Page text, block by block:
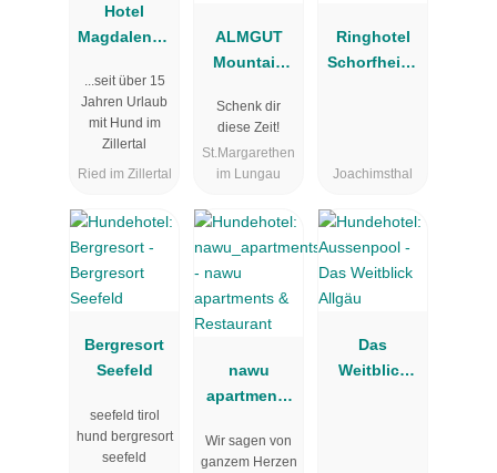
Hotel
Magdalena**
...seit über 15
Jahren Urlaub
mit Hund im
Zillertal
Ried im Zillertal
ALMGUT
Mountain
Hotel
Schenk dir
diese Zeit!
St.Margarethen
im Lungau
Ringhotel
Schorfheide
Joachimsthal
Bergresort
Seefeld
seefeld tirol
hund bergresort
seefeld
nawu
apartments
Restaurant
Wir sagen von
ganzem Herzen
Das
Weitblick